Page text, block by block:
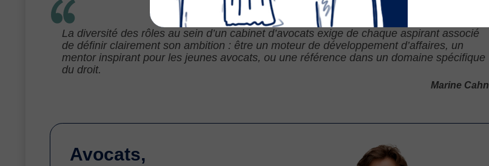
La diversité des rôles au sein d’un cabinet d’avocats exige de chaque aspirant associé
de définir clairement son ambition : être un moteur de développement d’affaires, un
mentor inspirant pour les jeunes avocats, ou une référence dans un domaine spécifique
du droit.
Marine Cahn
Avocats,